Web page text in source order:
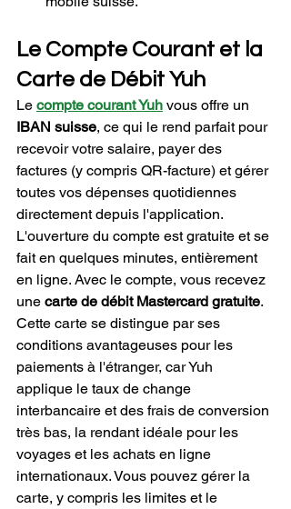
Le Compte Courant et la
Carte de Débit Yuh
Le compte courant Yuh vous offre un
IBAN suisse, ce qui le rend parfait pour
recevoir votre salaire, payer des
factures (y compris QR-facture) et gérer
toutes vos dépenses quotidiennes
directement depuis l'application.
L'ouverture du compte est gratuite et se
fait en quelques minutes, entièrement
en ligne. Avec le compte, vous recevez
une carte de débit Mastercard gratuite.
Cette carte se distingue par ses
conditions avantageuses pour les
paiements à l'étranger, car Yuh
applique le taux de change
interbancaire et des frais de conversion
très bas, la rendant idéale pour les
voyages et les achats en ligne
internationaux. Vous pouvez gérer la
carte, y compris les limites et le